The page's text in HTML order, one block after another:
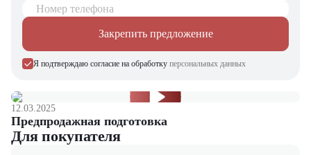
Номер телефона
Закрепить предложение
Я подтверждаю согласие на обработку персональных данных
12.03.2025
Предпродажная подготовка
Для покупателя